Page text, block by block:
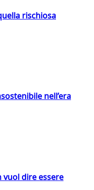
rischiosa
nell’era
vuol dire essere